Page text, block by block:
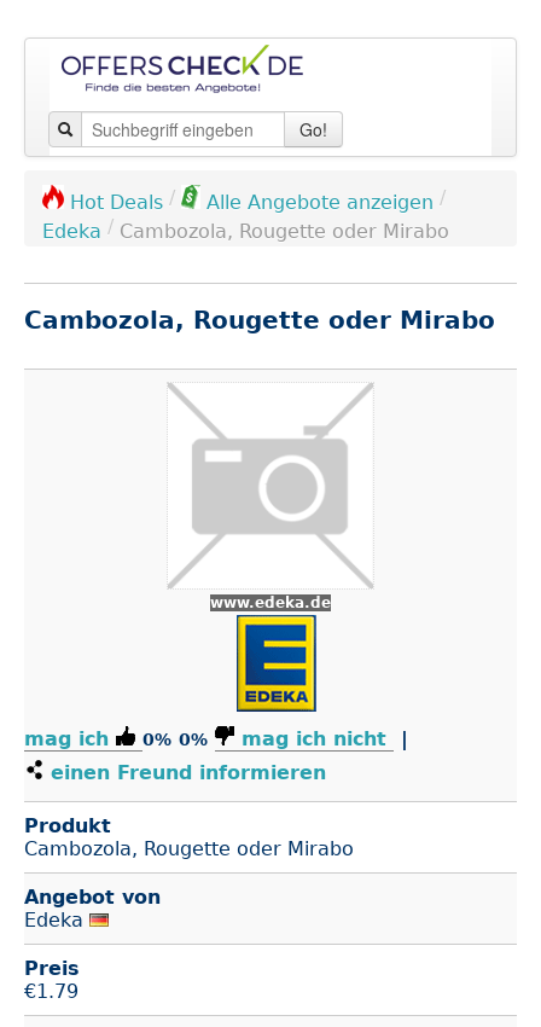
Go!
Hot Deals / Alle Angebote anzeigen /
Edeka / Cambozola, Rougette oder Mirabo
Cambozola, Rougette oder Mirabo
www.edeka.de
mag ich 0% 0% mag ich nicht
|
einen Freund informieren
Produkt
Cambozola, Rougette oder Mirabo
Angebot von
Edeka
Preis
€1.79